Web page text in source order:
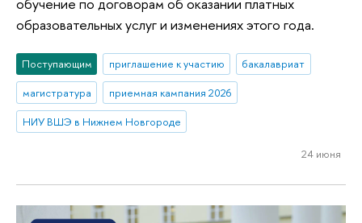
образовательных услуг и изменениях этого года.
Поступающим приглашение к участию
бакалавриат
магистратура
приемная кампания 2026
НИУ ВШЭ в Нижнем Новгороде
24 июня